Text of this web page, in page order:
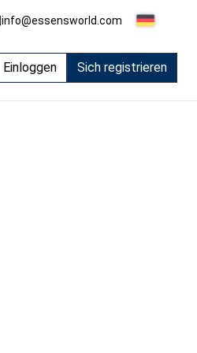
|info@essensworld.com
Einloggen Sich registrieren